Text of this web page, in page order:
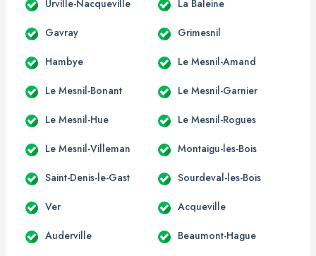
Urville-Nacqueville La Baleine
Gavray Grimesnil
Hambye Le Mesnil-Amand
Le Mesnil-Bonant Le Mesnil-Garnier
Le Mesnil-Hue Le Mesnil-Rogues
Le Mesnil-Villeman Montaigu-les-Bois
Saint-Denis-le-Gast Sourdeval-les-Bois
Ver Acqueville
Auderville Beaumont-Hague